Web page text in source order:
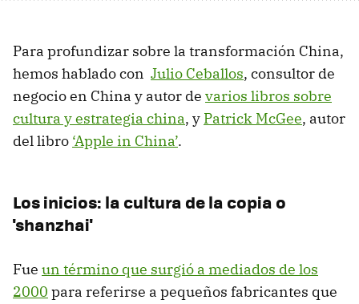
Para profundizar sobre la transformación China,
hemos hablado con Julio Ceballos, consultor de
negocio en China y autor de varios libros sobre
cultura y estrategia china, y Patrick McGee, autor
del libro ‘Apple in China’.
Los inicios: la cultura de la copia o
'shanzhai'
Fue un término que surgió a mediados de los
2000 para referirse a pequeños fabricantes que